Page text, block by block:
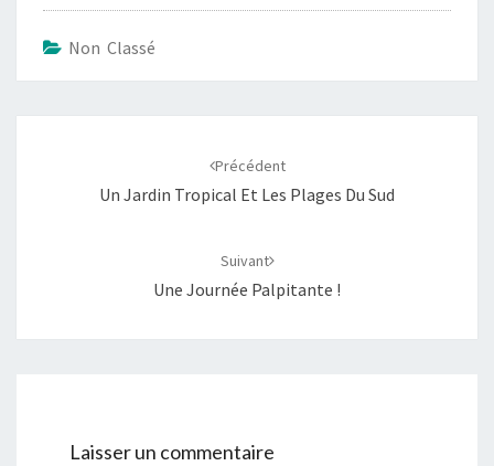
Non Classé
Précédent
Un Jardin Tropical Et Les Plages Du Sud
Suivant
Une Journée Palpitante !
Laisser un commentaire